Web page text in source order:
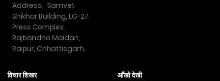
Address: Samvet
Shikhar Building, LG-27,
Press Complex,
Rajbandha Maidan,
Raipur, Chhattisgarh.
विचार शिखर आँखो देखी